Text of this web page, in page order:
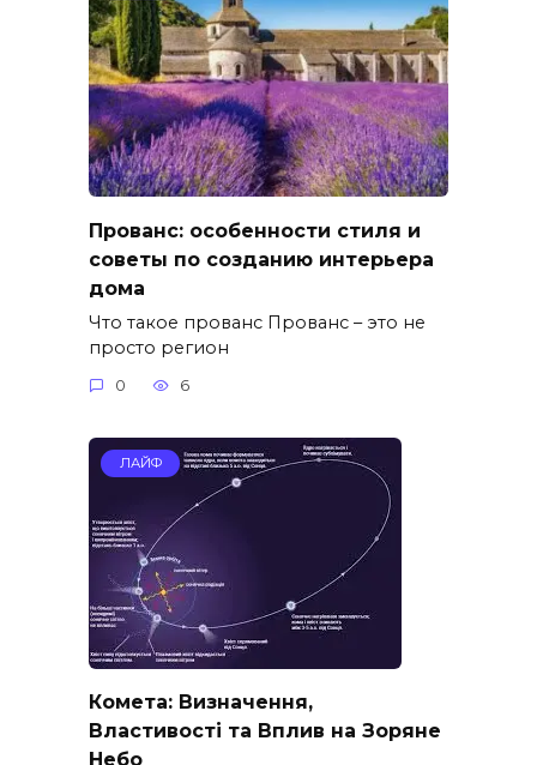
Прованс: особенности стиля и
советы по созданию интерьера
дома
Что такое прованс Прованс – это не
просто регион
0 6
ЛАЙФ
Комета: Визначення,
Властивості та Вплив на Зоряне
Небо